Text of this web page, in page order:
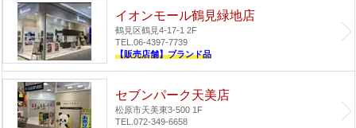
イオンモール鶴見緑地店
鶴見区鶴見4-17-1 2F
TEL.06-4397-7739
【販売店舗】ブランド品
セブンパーク天美店
松原市天美東3-500 1F
TEL.072-349-6658